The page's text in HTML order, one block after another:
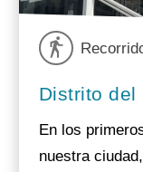
Distrito del
En los
nuestra